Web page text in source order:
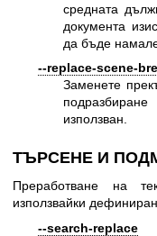
средната
документа
да бъде
--replace-scene-
Заменете
използван.
ТЪРСЕНЕ И
Преработване на
използвайки
--search-replace